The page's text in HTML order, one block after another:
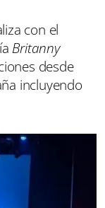
con el
Britanny
desde
incluyendo